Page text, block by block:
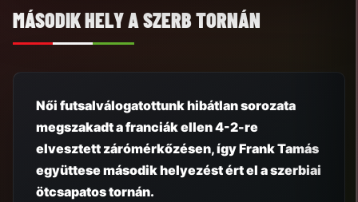
MÁSODIK HELY A SZERB TORNÁN
Női futsalválogatottunk hibátlan sorozata
megszakadt a franciák ellen 4-2-re
elvesztett zárómérkőzésen, így Frank Tamás
együttese második helyezést ért el a szerbiai
ötcsapatos tornán.